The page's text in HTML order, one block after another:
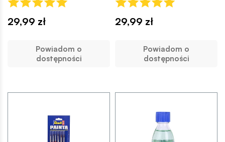
29,99 zł
Powiadom o
dostępności
29,99 zł
Powiadom o
dostępności